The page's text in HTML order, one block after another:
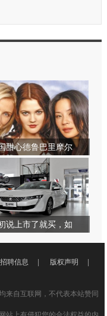
甜心德鲁巴里摩尔
说上市了就买，如
招聘信息 | 版权声明
|
来自互联网，不代表本站赞同